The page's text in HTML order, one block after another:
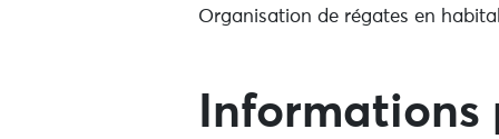
Organisation de régates en